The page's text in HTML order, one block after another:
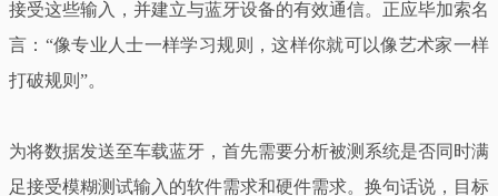
接受这些输入，并建立与蓝牙设备的有效通信。正应毕加索名
言：“像专业人士一样学习规则，这样你就可以像艺术家一样
打破规则”。
为将数据发送至车载蓝牙，首先需要分析被测系统是否同时满
足接受模糊测试输入的软件需求和硬件需求。换句话说，目标